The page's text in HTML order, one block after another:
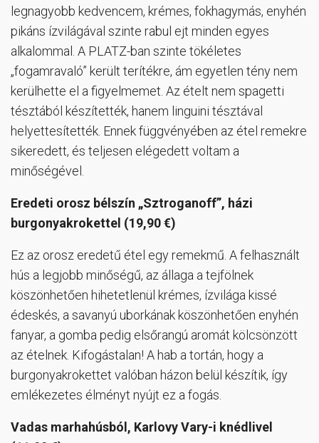
legnagyobb kedvencem, krémes, fokhagymás, enyhén
pikáns ízvilágával szinte rabul ejt minden egyes
alkalommal. A PLATZ-ban szinte tökéletes
„fogamravaló” került terítékre, ám egyetlen tény nem
kerülhette el a figyelmemet. Az ételt nem spagetti
tésztából készítették, hanem linguini tésztával
helyettesítették. Ennek függvényében az étel remekre
sikeredett, és teljesen elégedett voltam a
minőségével.
Eredeti orosz bélszín „Sztroganoff”, házi
burgonyakrokettel (19,90 €)
Ez az orosz eredetű étel egy remekmű. A felhasznált
hús a legjobb minőségű, az állaga a tejfölnek
köszönhetően hihetetlenül krémes, ízvilága kissé
édeskés, a savanyú uborkának köszönhetően enyhén
fanyar, a gomba pedig elsőrangú aromát kölcsönzött
az ételnek. Kifogástalan! A hab a tortán, hogy a
burgonyakrokettet valóban házon belül készítik, így
emlékezetes élményt nyújt ez a fogás.
Vadas marhahúsból, Karlovy Vary-i knédlivel